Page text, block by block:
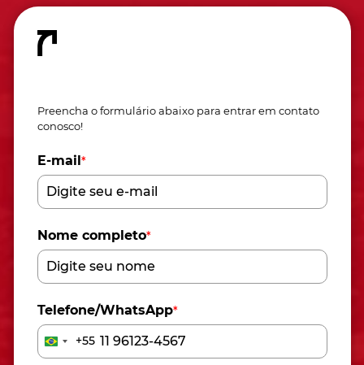
Preencha o formulário abaixo para entrar em contato
conosco!
E-mail*
Nome completo*
Telefone/WhatsApp*
Brazil
+55
+55